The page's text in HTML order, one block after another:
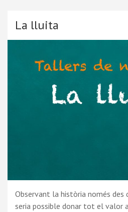
La lluita
Observant la història només
seria possible donar tot el valor